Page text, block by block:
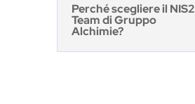
Perché scegliere il NIS2
Team di Gruppo
Alchimie?